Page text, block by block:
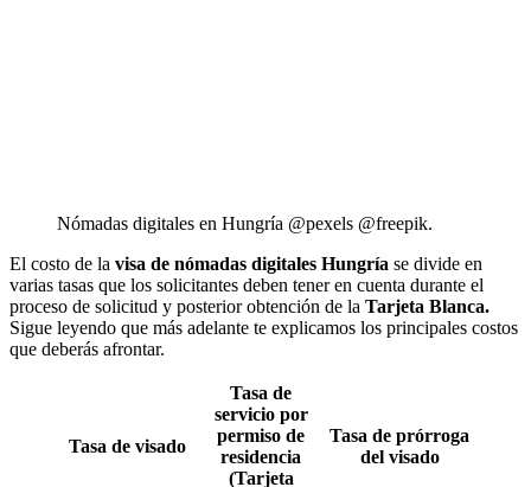
Nómadas digitales en Hungría @pexels @freepik.
El costo de la visa de nómadas digitales Hungría se divide en
varias tasas que los solicitantes deben tener en cuenta durante el
proceso de solicitud y posterior obtención de la Tarjeta Blanca.
Sigue leyendo que más adelante te explicamos los principales costos
que deberás afrontar.
Tasa de visado
Tasa de
servicio por
permiso de
residencia
(Tarjeta
Tasa de prórroga
del visado